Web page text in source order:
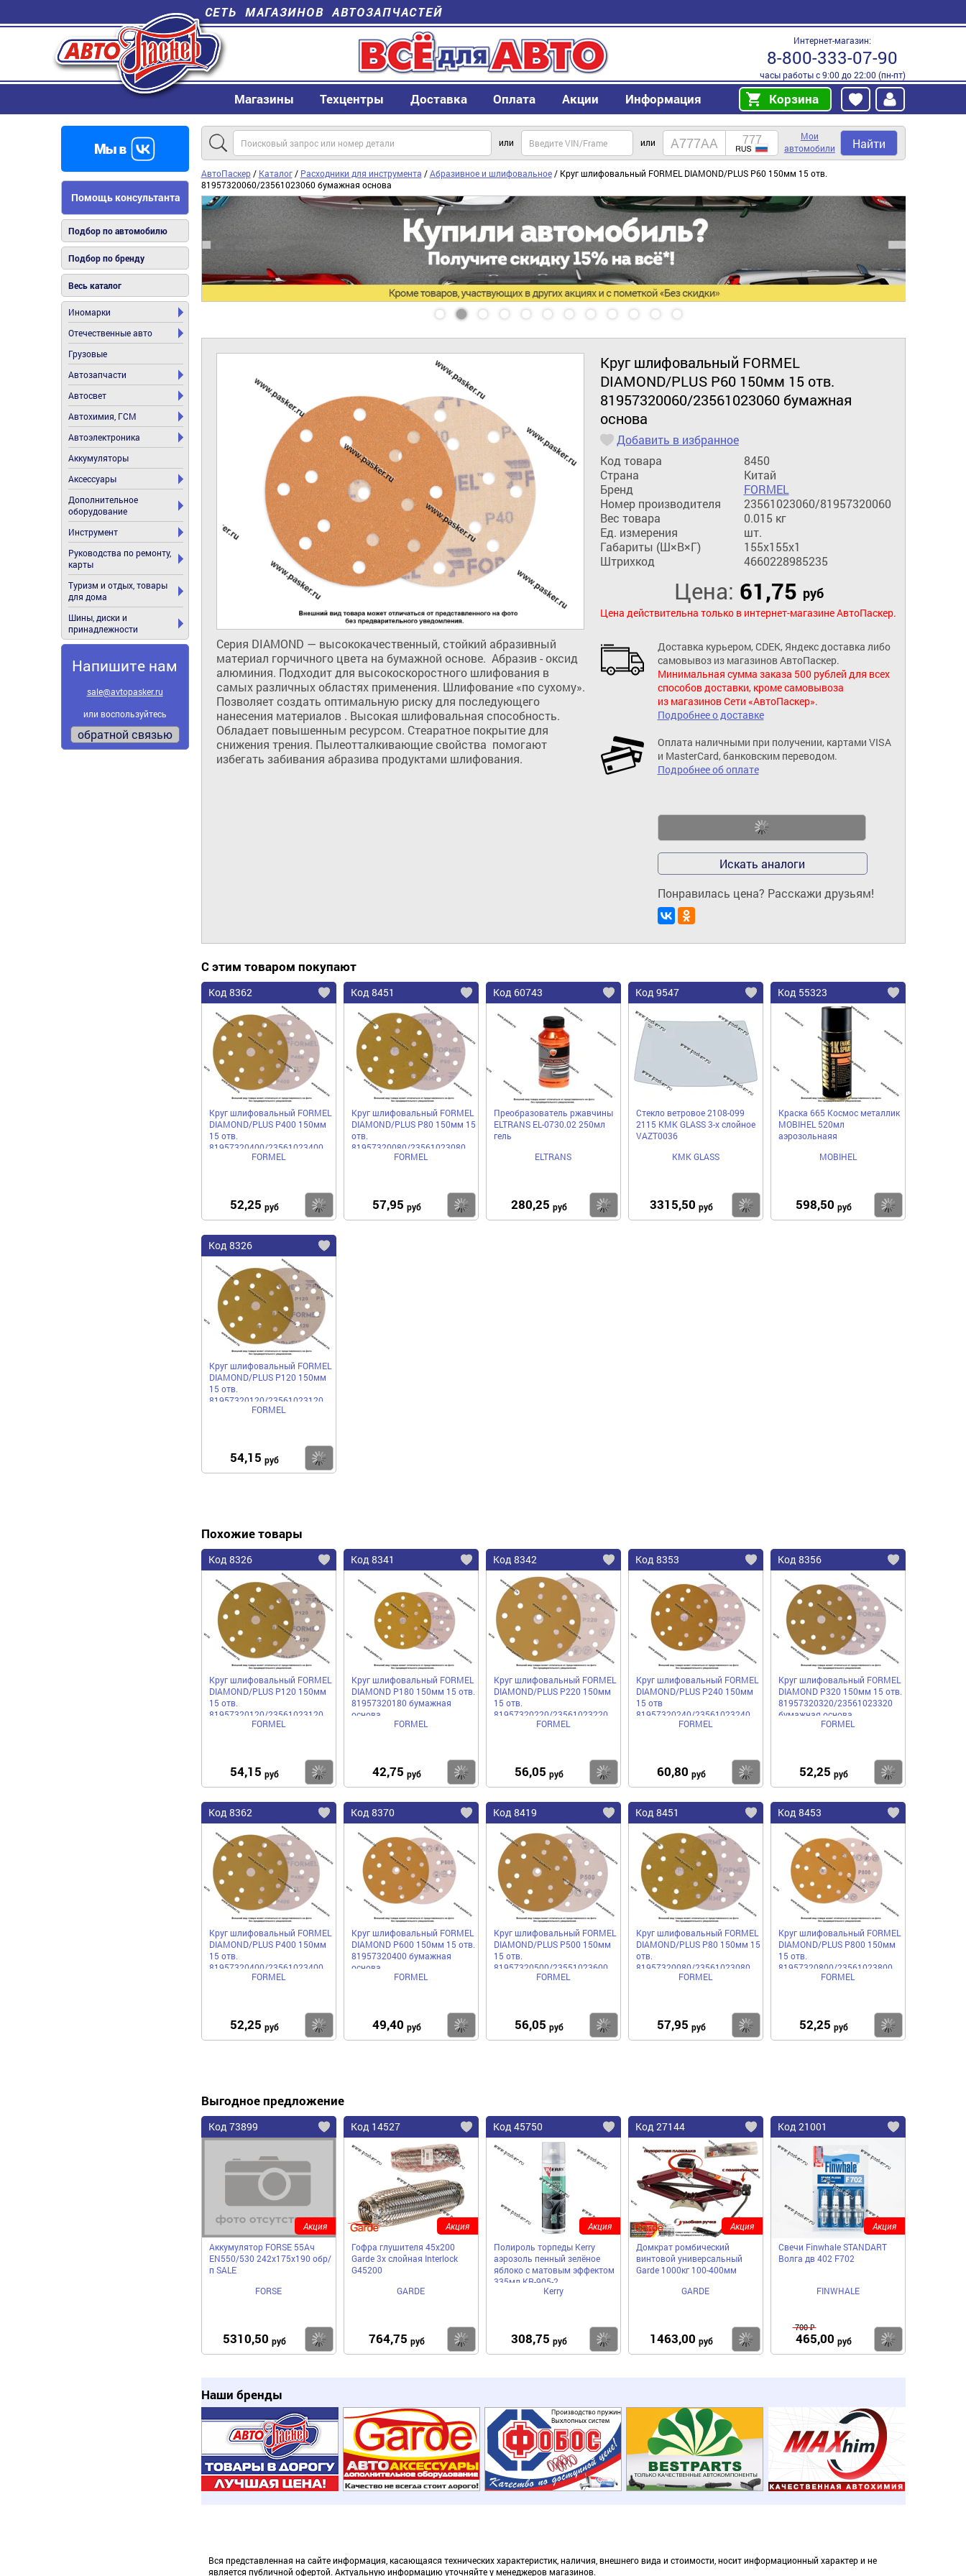
СЕТЬ МАГАЗИНОВ АВТОЗАПЧАСТЕЙ
Интернет-магазин:
8-800-333-07-90
часы работы с 9:00 до 22:00 (пн-пт)
Магазины Техцентры Доставка Оплата Акции Информация Корзина
Помощь консультанта
Подбор по автомобилю
Подбор по бренду
Весь каталог
Иномарки
Отечественные авто
Грузовые
Автозапчасти
Автосвет
Автохимия, ГСМ
Автоэлектроника
Аккумуляторы
Аксессуары
Дополнительное
оборудование
Инструмент
Руководства по ремонту,
карты
Туризм и отдых, товары
для дома
Шины, диски и
принадлежности
Напишите нам
sale@avtopasker.ru
или воспользуйтесь
обратной связью
или или
Мои
автомобили
Найти
АвтоПаскер/ Каталог/ Расходники для инструмента /Абразивное и шлифовальное/ Круг шлифовальный FORMEL DIAMOND/PLUS P60 150мм 15 отв.
81957320060/23561023060 бумажная основа
Круг шлифовальный FORMEL
DIAMOND/PLUS P60 150мм 15 отв.
81957320060/23561023060 бумажная
основа
Добавить в избранное
Код товара
8450
Страна
Китай
Бренд
FORMEL
Номер производителя
23561023060/81957320060
Вес товара
0.015 кг
Ед. измерения
шт.
Габариты (Ш×В×Г)
155x155x1
Штрихкод
4660228985235
Цена: 61,75 руб
Цена действительна только в интернет-магазине АвтоПаскер.
Доставка курьером, CDEK, Яндекс доставка либо
самовывоз из магазинов АвтоПаскер.
Минимальная сумма заказа 500 рублей для всех
способов доставки, кроме самовывоза
из магазинов Сети «АвтоПаскер».
Подробнее о доставке
Оплата наличными при получении, картами VISA
и MasterCard, банковским переводом.
Подробнее об оплате
Искать аналоги
Понравилась цена? Расскажи друзьям!
Серия DIAMOND — высококачественный, стойкий абразивный
материал горчичного цвета на бумажной основе.  Абразив - оксид
алюминия. Подходит для высокоскоростного шлифования в
самых различных областях применения. Шлифование «по сухому».
Позволяет создать оптимальную риску для последующего
нанесения материалов . Высокая шлифовальная способность.
Обладает повышенным ресурсом. Стеаратное покрытие для
снижения трения. Пылеотталкивающие свойства  помогают
избегать забивания абразива продуктами шлифования.
С этим товаром покупают
Код 8362
Круг шлифовальный FORMEL
DIAMOND/PLUS P400 150мм
15 отв.
81957320400/23561023400
бумажная основа
FORMEL
52,25 руб Купить
Код 8451
Круг шлифовальный FORMEL
DIAMOND/PLUS P80 150мм 15
отв.
81957320080/23561023080
бумажная основа
FORMEL
57,95 руб Купить
Код 60743
Преобразователь ржавчины
ELTRANS EL-0730.02 250мл
гель
ELTRANS
280,25 руб Купить
Код 9547
Стекло ветровое 2108-099
2115 КМК GLASS 3-х слойное
VAZT0036
КМК GLASS
3315,50 руб Купить
Код 55323
Краска 665 Космос металлик
MOBIHEL 520мл
аэрозольнаяя
MOBIHEL
598,50 руб
Код 8326
Круг шлифовальный FORMEL
DIAMOND/PLUS P120 150мм
15 отв.
81957320120/23561023120
бумажная основа
FORMEL
54,15 руб
Похожие товары
Код 8326
Круг шлифовальный FORMEL
DIAMOND/PLUS P120 150мм
15 отв.
81957320120/23561023120
бумажная основа
FORMEL
54,15 руб Купить
Код 8341
Круг шлифовальный FORMEL
DIAMOND P180 150мм 15 отв.
81957320180 бумажная
основа
FORMEL
42,75 руб Купить
Код 8342
Круг шлифовальный FORMEL
DIAMOND/PLUS P220 150мм
15 отв.
81957320220/23561023220
бумажная основа
FORMEL
56,05 руб Купить
Код 8353
Круг шлифовальный FORMEL
DIAMOND/PLUS P240 150мм
15 отв
81957320240/23561023240
бумажная основа
FORMEL
60,80 руб Купить
Код 8356
Круг шлифовальный FORMEL
DIAMOND P320 150мм 15 отв.
81957320320/23561023320
бумажная основа
FORMEL
52,25 руб
Код 8362
Круг шлифовальный FORMEL
DIAMOND/PLUS P400 150мм
15 отв.
81957320400/23561023400
бумажная основа
FORMEL
52,25 руб Купить
Код 8370
Круг шлифовальный FORMEL
DIAMOND P600 150мм 15 отв.
81957320400 бумажная
основа
FORMEL
49,40 руб Купить
Код 8419
Круг шлифовальный FORMEL
DIAMOND/PLUS P500 150мм
15 отв.
81957320500/23551023600
бумажная основа
FORMEL
56,05 руб Купить
Код 8451
Круг шлифовальный FORMEL
DIAMOND/PLUS P80 150мм 15
отв.
81957320080/23561023080
бумажная основа
FORMEL
57,95 руб Купить
Код 8453
Круг шлифовальный FORMEL
DIAMOND/PLUS P800 150мм
15 отв.
81957320800/23561023800
бумажная основа
FORMEL
52,25 руб
Выгодное предложение
Код 73899
Аккумулятор FORSE 55Ач
EN550/530 242х175х190 обр/
п SALE
FORSE
5310,50 руб Купить
Акция
Код 14527
Гофра глушителя 45x200
Garde 3х слойная Interloсk
G45200
GARDE
764,75 руб Купить
Акция
Код 45750
Полироль торпеды Kerry
аэрозоль пенный зелёное
яблоко с матовым эффектом
335мл KR-905-2
Kerry
308,75 руб Купить
Акция
Код 27144
Домкрат ромбический
винтовой универсальный
Garde 1000кг 100-400мм
GARDE
1463,00 руб Купить
Акция
Код 21001
Свечи Finwhale STANDART
Волга дв 402 F702
FINWHALE
700 ₽
465,00 руб
Акция
Наши бренды
Вся представленная на сайте информация, касающаяся технических характеристик, наличия, внешнего вида и стоимости, носит информационный характер и не
является публичной офертой. Актуальную информацию уточняйте у менеджеров магазинов.